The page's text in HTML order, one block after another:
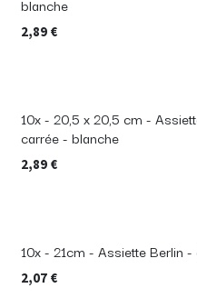
blanche
2,89 €
10x - 20,5 x 20,5 cm -
carrée - blanche
2,89 €
10x - 21cm - Assiette Berlin
2,07 €